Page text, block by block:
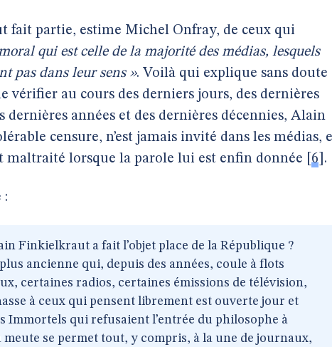
fait partie, estime Michel Onfray, de ceux qui
qui est celle de la majorité des médias, lesquels
pas dans leur sens ». Voilà qui explique sans doute
vérifier au cours des derniers jours, des dernières
dernières années et des dernières décennies, Alain
censure, n’est jamais invité dans les médias,
lorsque la parole lui est enfin donnée
6 .
:
Finkielkraut a fait l’objet place de la République ?
ancienne qui, depuis des années, coule à flots
certaines radios, certaines émissions de télévision,
à ceux qui pensent librement est ouverte jour et
Immortels qui refusaient l’entrée du philosophe à
meute se permet tout, y compris, à la une de journaux,